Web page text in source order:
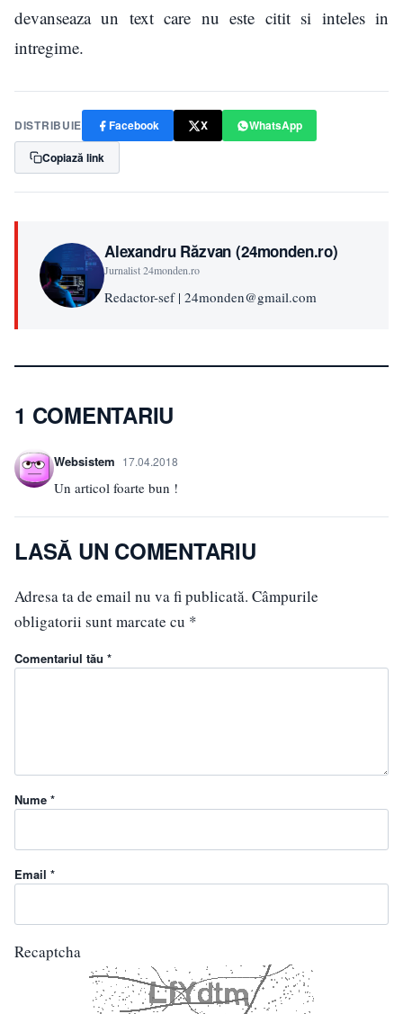
devanseaza un text care nu este citit si inteles in
intregime.
DISTRIBUIE Facebook X
WhatsApp
Copiază link
Alexandru Răzvan (24monden.ro)
Jurnalist 24monden.ro
Redactor-sef | 24monden@gmail.com
1 COMENTARIU
Websistem 17.04.2018
Un articol foarte bun !
LASĂ UN COMENTARIU
Adresa ta de email nu va fi publicată. Câmpurile
obligatorii sunt marcate cu *
Comentariul tău *
Nume *
Email *
Recaptcha